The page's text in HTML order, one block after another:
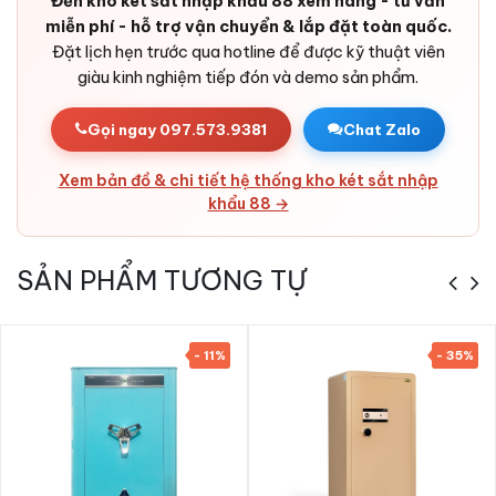
Pin dự phòng dài lâu:Tuổi thọ pin tốt, có cổng cấp điện
ngoài cho tình huống khẩn cấp.
Bản lề chìm trong cánh: Thiết kế ẩn, tránh bị cắt từ bên
ngoài.
Vỏ thép cao cấp:Thép tấm cường độ cao + bê-tông chịu
nhiệt - rất khó phá huỷ.
Thẩm mỹ cao:Thiết kế tinh tế, lớp sơn sang trọng - phù
miễn phí - hỗ trợ vận chuyển & lắp đặt toàn quốc.
Đặt lịch hẹn trước qua hotline để được kỹ thuật viên
giàu kinh nghiệm tiếp đón và demo sản phẩm.
Gọi ngay 097.573.9381 Chat Zalo
Xem bản đồ & chi tiết hệ thống kho két sắt nhập
khẩu 88 →
SẢN PHẨM TƯƠNG TỰ
- 11% - 35%